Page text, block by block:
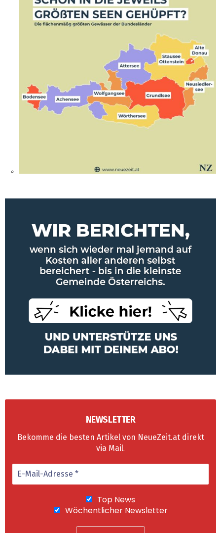
NEWSLETTER
Bekomme die besten Artikel von NeueZeit.at direkt
via Mail.
Top News
Wöchentlicher Newsletter